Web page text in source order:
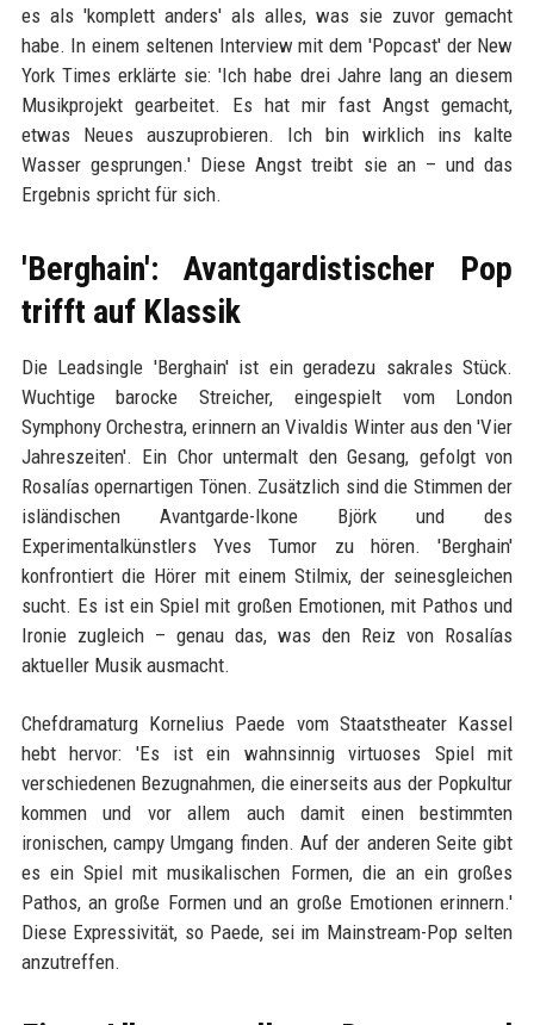
es als 'komplett anders' als alles, was sie zuvor gemacht
habe. In einem seltenen Interview mit dem 'Popcast' der New
York Times erklärte sie: 'Ich habe drei Jahre lang an diesem
Musikprojekt gearbeitet. Es hat mir fast Angst gemacht,
etwas Neues auszuprobieren. Ich bin wirklich ins kalte
Wasser gesprungen.' Diese Angst treibt sie an – und das
Ergebnis spricht für sich.
'Berghain': Avantgardistischer Pop
trifft auf Klassik
Die Leadsingle 'Berghain' ist ein geradezu sakrales Stück.
Wuchtige barocke Streicher, eingespielt vom London
Symphony Orchestra, erinnern an Vivaldis Winter aus den 'Vier
Jahreszeiten'. Ein Chor untermalt den Gesang, gefolgt von
Rosalías opernartigen Tönen. Zusätzlich sind die Stimmen der
isländischen Avantgarde-Ikone Björk und des
Experimentalkünstlers Yves Tumor zu hören. 'Berghain'
konfrontiert die Hörer mit einem Stilmix, der seinesgleichen
sucht. Es ist ein Spiel mit großen Emotionen, mit Pathos und
Ironie zugleich – genau das, was den Reiz von Rosalías
aktueller Musik ausmacht.
Chefdramaturg Kornelius Paede vom Staatstheater Kassel
hebt hervor: 'Es ist ein wahnsinnig virtuoses Spiel mit
verschiedenen Bezugnahmen, die einerseits aus der Popkultur
kommen und vor allem auch damit einen bestimmten
ironischen, campy Umgang finden. Auf der anderen Seite gibt
es ein Spiel mit musikalischen Formen, die an ein großes
Pathos, an große Formen und an große Emotionen erinnern.'
Diese Expressivität, so Paede, sei im Mainstream-Pop selten
anzutreffen.